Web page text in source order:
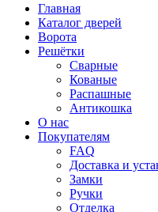
Главная
Каталог дверей
Ворота
Решётки
Сварные
Кованые
Распашные
Антикошка
О нас
Покупателям
FAQ
Доставка и
Замки
Ручки
Отделка